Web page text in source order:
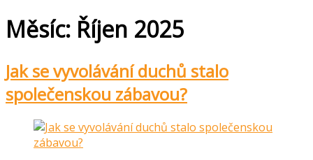
Měsíc: Říjen 2025
Jak se vyvolávání duchů stalo
společenskou zábavou?